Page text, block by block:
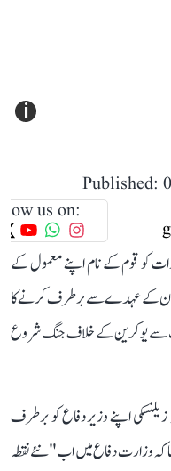
i
Published:
us on:
کو قوم کے نام اپنے معمول کے
کے عہدے سے برطرف کرنے کا
میں روس کی جانب سے یوکرین کے خلاف جنگ شروع
زیلنسکی اپنے وزیر دفاع کو برطرف
کہ وزارت دفاع میں اب "نئے نقطہ